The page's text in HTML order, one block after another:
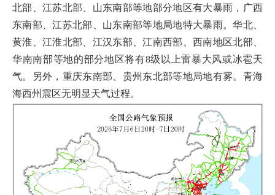
北部、江苏北部、山东南部等地部分地区有大暴雨，广西
东南部、江苏北部、山东南部等地局地特大暴雨。华北、
黄淮、江淮北部、江汉东部、江南西部、西南地区北部、
华南南部等地的部分地区将有8级以上雷暴大风或冰雹天
气。另外，重庆东南部、贵州东北部等地局地有雾。青海
海西州震区无明显天气过程。